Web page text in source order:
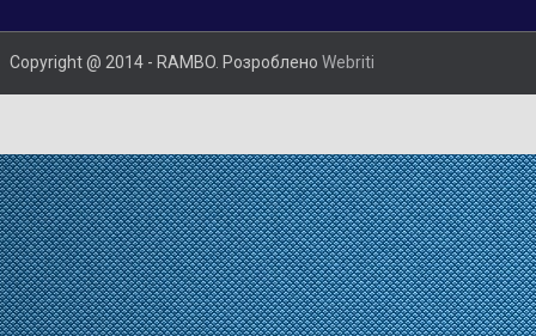
Copyright @ 2014 - RAMBO. Розроблено Webriti